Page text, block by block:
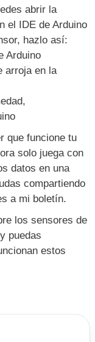
ARDUINO
código ya ha
que esta a lado
si das
y se subirá al
algo como esto.
abrir la
el IDE de Arduino
hazlo así:
en la
funcione tu